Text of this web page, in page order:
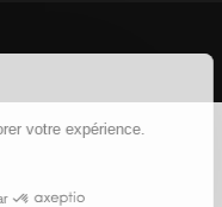
votre expérience.
par